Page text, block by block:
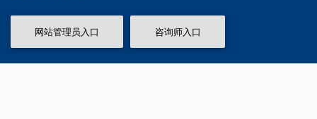
网站管理员入口 咨询师入口